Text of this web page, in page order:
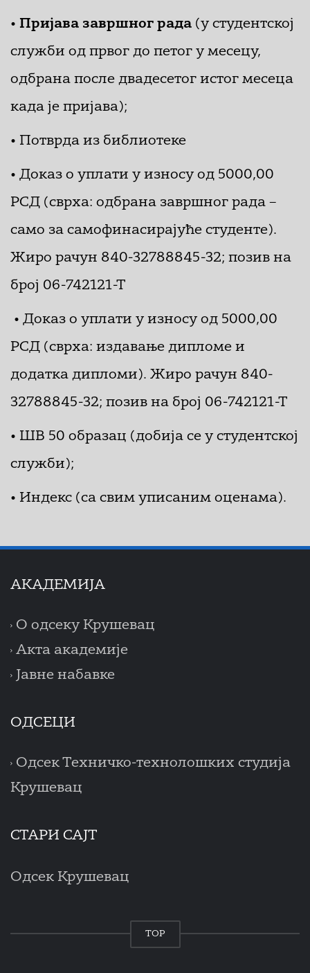
• Пријава завршног рада (у студентској
служби од првог до петог у месецу,
одбрана после двадесетог истог месеца
када је пријава);
• Потврда из библиотеке
• Доказ о уплати у износу од 5000,00
РСД (сврха: одбрана завршног рада –
само за самофинасирајуће студенте).
Жиро рачун 840-32788845-32; позив на
број 06-742121-Т
• Доказ о уплати у износу од 5000,00
РСД (сврха: издавање дипломе и
додатка дипломи). Жиро рачун 840-
32788845-32; позив на број 06-742121-Т
• ШВ 50 образац (добија се у студентској
служби);
• Индекс (са свим уписаним оценама).
AКАДЕМИЈА
О одсеку Крушевац
Акта академије
Јавне набавке
ОДСЕЦИ
Одсек Техничко-технолошких студија
Крушевац
СТАРИ САЈТ
Одсек Крушевац
TOP